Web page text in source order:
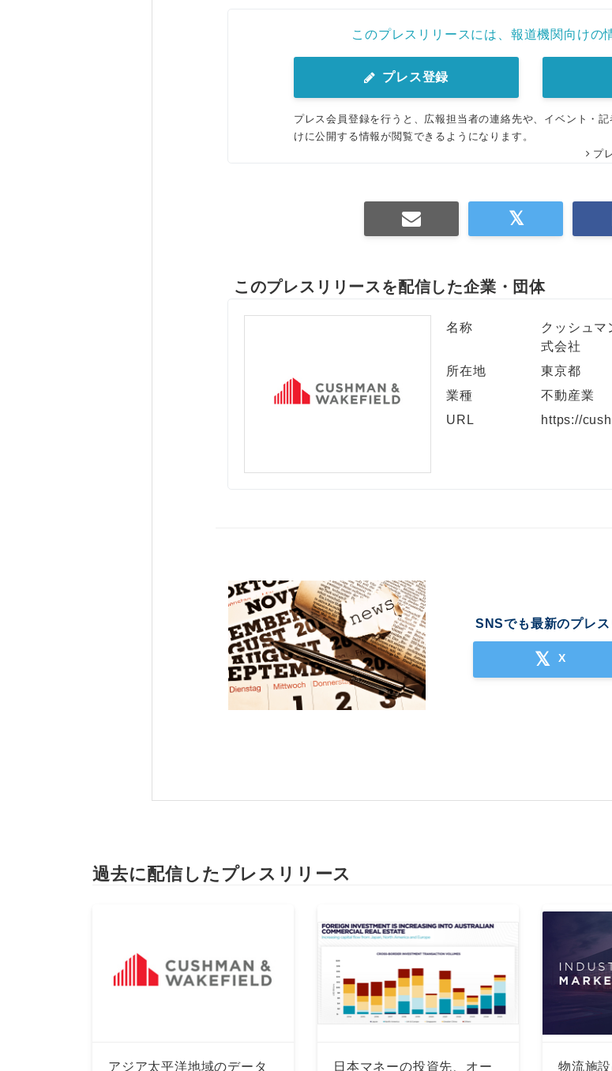
このプレスリリースには、報道機関向けの
プレス登録
プレス会員登録を行うと、広報担当者の連絡先や、イベント・
けに公開する情報が閲覧できるようになります。
プ
このプレスリリースを配信した企業・団体
名称
クッシュマ
式会社
所在地
東京都
業種
不動産業
URL
https://
SNSでも最新のプレ
X
過去に配信したプレスリリース
アジア太平洋地域のデータ 日本マネーの投資先、オー 物流施
English